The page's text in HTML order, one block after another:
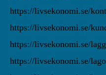
https://livsekonomi.se/
https://livsekonomi.se/
https://livsekonomi.se/
https://livsekonomi.se/